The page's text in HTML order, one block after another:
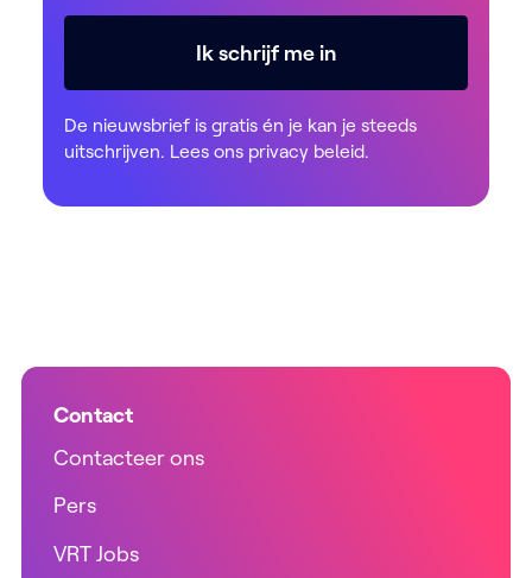
Ik schrijf me in
De nieuwsbrief is gratis én je kan je steeds
uitschrijven. Lees ons privacy beleid.
Contact
Contacteer ons
Pers
VRT Jobs